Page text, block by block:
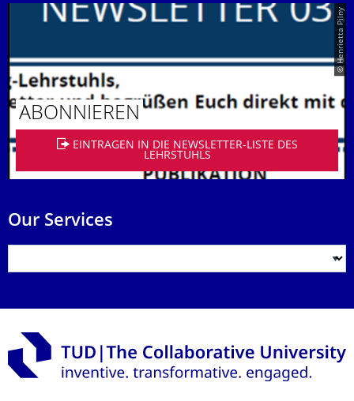
© Henrietta Pilny
ABONNIEREN
EINTRAGEN IN DIE NEWSLETTER-LISTE DES
LEHRSTUHLS
Our Services